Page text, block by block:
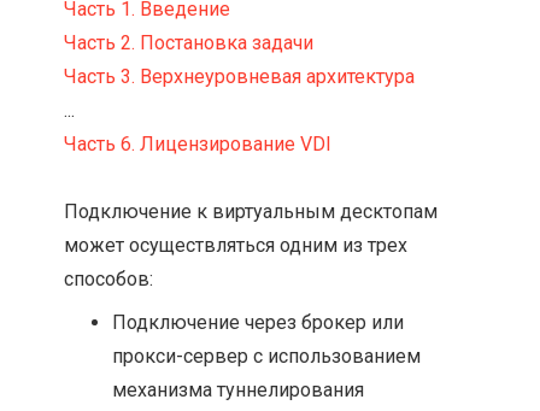
Часть 1. Введение
Часть 2. Постановка задачи
Часть 3. Верхнеуровневая архитектура
...
Часть 6. Лицензирование VDI
Подключение к виртуальным десктопам
может осуществляться одним из трех
способов:
Подключение через брокер или
прокси-сервер с использованием
механизма туннелирования